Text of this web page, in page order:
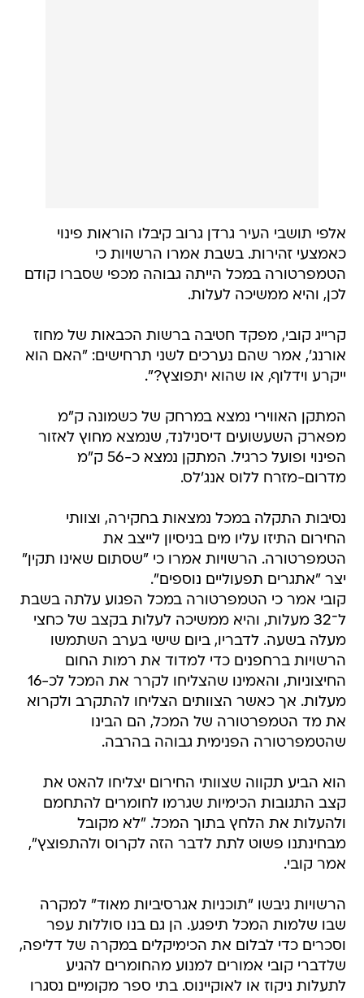
אלפי תושבי העיר גרדן גרוב קיבלו הוראות פינוי
כאמצעי זהירות. בשבת אמרו הרשויות כי
הטמפרטורה במכל הייתה גבוהה מכפי שסברו קודם
לכן, והיא ממשיכה לעלות.
קרייג קובי, מפקד חטיבה ברשות הכבאות של מחוז
אורנג', אמר שהם נערכים לשני תרחישים: "האם הוא
ייקרע וידלוף, או שהוא יתפוצץ?".
המתקן האווירי נמצא במרחק של כשמונה ק"מ
מפארק השעשועים דיסנילנד, שנמצא מחוץ לאזור
הפינוי ופועל כרגיל. המתקן נמצא כ-56 ק"מ
מדרום-מזרח ללוס אנג'לס.
נסיבות התקלה במכל נמצאות בחקירה, וצוותי
החירום התיזו עליו מים בניסיון לייצב את
הטמפרטורה. הרשויות אמרו כי "שסתום שאינו תקין"
יצר "אתגרים תפעוליים נוספים".
קובי אמר כי הטמפרטורה במכל הפגוע עלתה בשבת
ל־32 מעלות, והיא ממשיכה לעלות בקצב של כחצי
מעלה בשעה. לדבריו, ביום שישי בערב השתמשו
הרשויות ברחפנים כדי למדוד את רמות החום
החיצוניות, והאמינו שהצליחו לקרר את המכל לכ-16
מעלות. אך כאשר הצוותים הצליחו להתקרב ולקרוא
את מד הטמפרטורה של המכל, הם הבינו
שהטמפרטורה הפנימית גבוהה בהרבה.
הוא הביע תקווה שצוותי החירום יצליחו להאט את
קצב התגובות הכימיות שגרמו לחומרים להתחמם
ולהעלות את הלחץ בתוך המכל. "לא מקובל
מבחינתנו פשוט לתת לדבר הזה לקרוס ולהתפוצץ",
אמר קובי.
הרשויות גיבשו "תוכניות אגרסיביות מאוד" למקרה
שבו שלמות המכל תיפגע. הן גם בנו סוללות עפר
וסכרים כדי לבלום את הכימיקלים במקרה של דליפה,
שלדברי קובי אמורים למנוע מהחומרים להגיע
לתעלות ניקוז או לאוקיינוס. בתי ספר מקומיים נסגרו